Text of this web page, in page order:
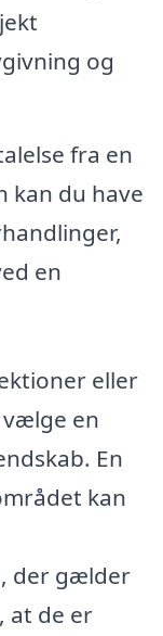
og
fra en
kan du have
en
eller
en
En
kan
der gælder
at de er